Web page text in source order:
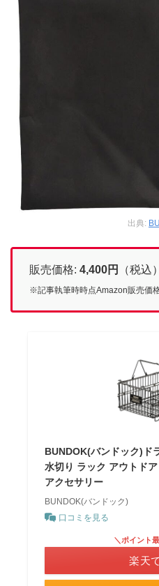
出典:
販売価格: 4,400円 （税込）
※記事執筆時時点Amazon販売価
BUNDOK(バンドック)ド
水切り ラック アウトド
アクセサリー
BUNDOK(バンドック)
口コミを見る
＼ポイント
楽天